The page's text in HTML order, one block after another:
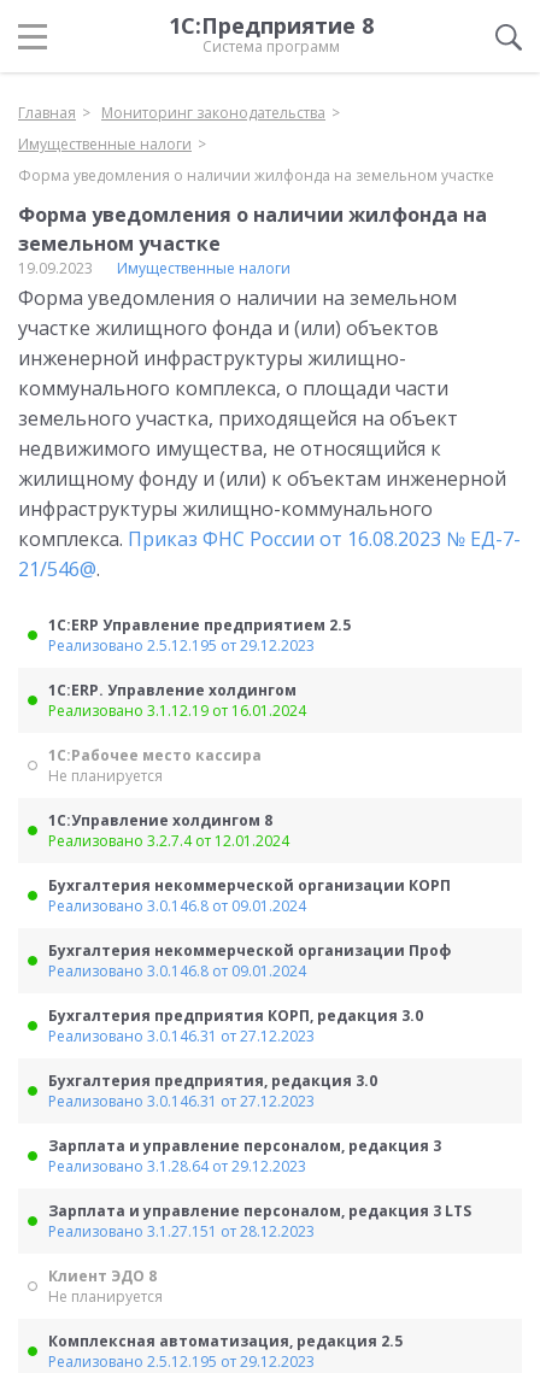
1С:Предприятие 8
Система программ
Главная
Мониторинг законодательства
Имущественные налоги
Форма уведомления о наличии жилфонда на земельном участке
Форма уведомления о наличии жилфонда на
земельном участке
19.09.2023 Имущественные налоги
Форма уведомления о наличии на земельном
участке жилищного фонда и (или) объектов
инженерной инфраструктуры жилищно-
коммунального комплекса, о площади части
земельного участка, приходящейся на объект
недвижимого имущества, не относящийся к
жилищному фонду и (или) к объектам инженерной
инфраструктуры жилищно-коммунального
комплекса. Приказ ФНС России от 16.08.2023 № ЕД-7-
21/546@.
1С:ERP Управление предприятием 2.5
Реализовано 2.5.12.195 от 29.12.2023
1С:ERP. Управление холдингом
Реализовано 3.1.12.19 от 16.01.2024
1С:Рабочее место кассира
Не планируется
1С:Управление холдингом 8
Реализовано 3.2.7.4 от 12.01.2024
Бухгалтерия некоммерческой организации КОРП
Реализовано 3.0.146.8 от 09.01.2024
Бухгалтерия некоммерческой организации Проф
Реализовано 3.0.146.8 от 09.01.2024
Бухгалтерия предприятия КОРП, редакция 3.0
Реализовано 3.0.146.31 от 27.12.2023
Бухгалтерия предприятия, редакция 3.0
Реализовано 3.0.146.31 от 27.12.2023
Зарплата и управление персоналом, редакция 3
Реализовано 3.1.28.64 от 29.12.2023
Зарплата и управление персоналом, редакция 3 LTS
Реализовано 3.1.27.151 от 28.12.2023
Клиент ЭДО 8
Не планируется
Комплексная автоматизация, редакция 2.5
Реализовано 2.5.12.195 от 29.12.2023